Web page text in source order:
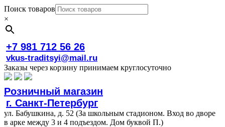
Поиск товаров
×
+7 981 712 56 26
vkus-traditsyi@mail.ru
Заказы через корзину принимаем круглосуточно
Розничный магазин
г. Санкт-Петербург
ул. Бабушкина, д. 52 (За школьным стадионом. Вход во дворе
в арке между 3 и 4 подъездом. Дом буквой П.)